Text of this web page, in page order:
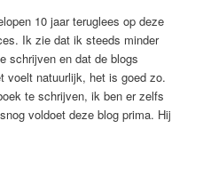
10 jaar teruglees op deze
Ik zie dat ik steeds minder
schrijven en dat de blogs
voelt natuurlijk, het is goed zo.
te schrijven, ik ben er zelfs
voldoet deze blog prima. Hij